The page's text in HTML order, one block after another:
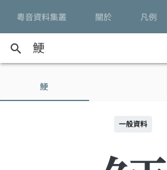
粵音資料集叢 關於 凡例
search
鯁
一般資料